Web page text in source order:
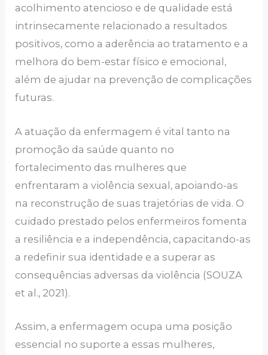
acolhimento atencioso e de qualidade está
intrinsecamente relacionado a resultados
positivos, como a aderência ao tratamento e a
melhora do bem-estar físico e emocional,
além de ajudar na prevenção de complicações
futuras.
A atuação da enfermagem é vital tanto na
promoção da saúde quanto no
fortalecimento das mulheres que
enfrentaram a violência sexual, apoiando-as
na reconstrução de suas trajetórias de vida. O
cuidado prestado pelos enfermeiros fomenta
a resiliência e a independência, capacitando-as
a redefinir sua identidade e a superar as
consequências adversas da violência (SOUZA
et al., 2021).
Assim, a enfermagem ocupa uma posição
essencial no suporte a essas mulheres,